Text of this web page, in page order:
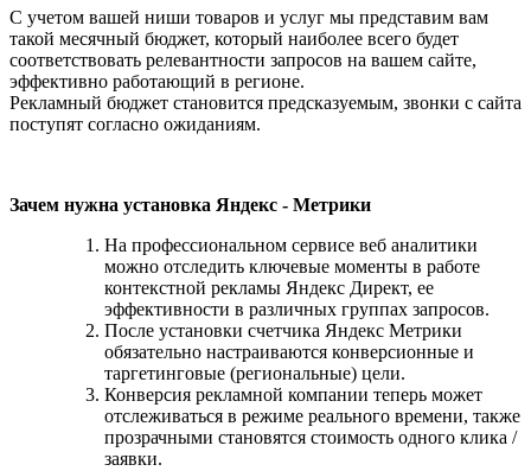
С учетом вашей ниши товаров и услуг мы представим вам
такой месячный бюджет, который наиболее всего будет
соответствовать релевантности запросов на вашем сайте,
эффективно работающий в регионе.
Рекламный бюджет становится предсказуемым, звонки с сайта
поступят согласно ожиданиям.
Зачем нужна установка Яндекс - Метрики
На профессиональном сервисе веб аналитики
можно отследить ключевые моменты в работе
контекстной рекламы Яндекс Директ, ее
эффективности в различных группах запросов.
После установки счетчика Яндекс Метрики
обязательно настраиваются конверсионные и
таргетинговые (региональные) цели.
Конверсия рекламной компании теперь может
отслеживаться в режиме реального времени, также
прозрачными становятся стоимость одного клика /
заявки.